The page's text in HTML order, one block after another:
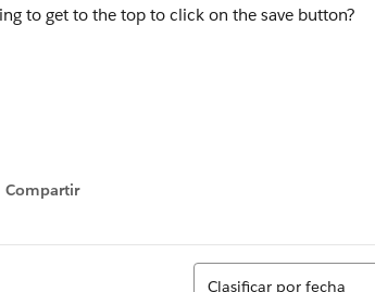
to get to the top to click on the save button?
Compartir
Show menu
Ordenar
Clasificar por fecha